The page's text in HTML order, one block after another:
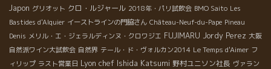
Japon グリオット クロ・ルジャール 2018年・パリ試飲会 BMO Saito Les
Bastides d'Alquier イーストラインの門脇さん Château-Neuf-du-Pape Pineau
Denis メリル・エ・ジェラルディンヌ・クロワジエ FUJIMARU Jordy Perez 大阪
自然派ワイン大試飲会 自然界 テール・ド・ヴォルカン2014 Le Temps d'Aimer フ
ィリップ ラスト営業日 Lyon chef Ishida Katsumi 野村ユニソン社長 ヴァラン